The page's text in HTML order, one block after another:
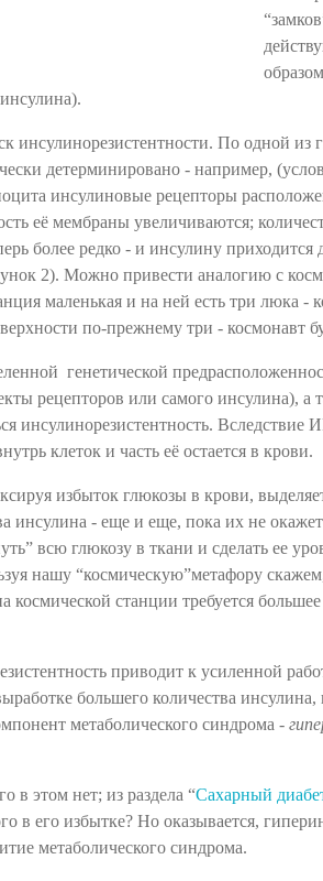
инсулинорезистентности. По одной из
детерминировано - например,
инсулиновые рецепторы
её мембраны увеличиваются;
более редко - и инсулину
2). Можно привести аналогию с
маленькая и на ней есть три люка
по-прежнему три - космонавт
генетической
рецепторов или самого инсулина), а
инсулинорезистентность. Вследствие
клеток и часть её остается в крови.
избыток глюкозы в крови,
инсулина - еще и еще, пока их не
всю глюкозу в ткани и сделать ее
нашу “космическую”метафору
космической станции требуется большее
приводит к усиленной
большего количества инсулина,
метаболического синдрома -
в этом нет; из раздела “Сахарный
в его избытке? Но оказывается,
метаболического синдрома.